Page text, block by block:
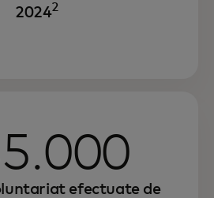
un mediu de lucru
20242
efectuate de